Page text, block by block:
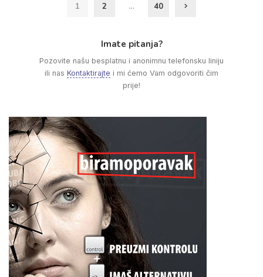
1 2 … 40
Imate pitanja?
Pozovite našu besplatnu i anonimnu telefonsku liniju
ili nas Kontaktirajte i mi ćemo Vam odgovoriti čim
prije!